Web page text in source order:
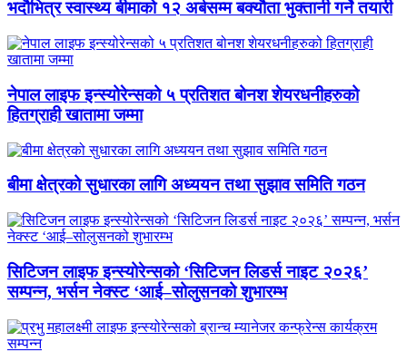
भदौभित्र स्वास्थ्य बीमाको १२ अर्बसम्म बक्यौता भुक्तानी गर्ने तयारी
नेपाल लाइफ इन्स्योरेन्सको ५ प्रतिशत बोनश शेयरधनीहरुको
हितग्राही खातामा जम्मा
बीमा क्षेत्रको सुधारका लागि अध्ययन तथा सुझाव समिति गठन
सिटिजन लाइफ इन्स्योरेन्सको ‘सिटिजन लिडर्स नाइट २०२६’
सम्पन्न, भर्सन नेक्स्ट ‘आई–सोलुसनको शुभारम्भ